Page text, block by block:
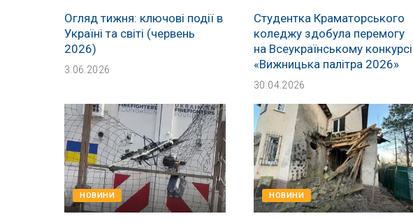
Огляд тижня: ключові події в
Україні та світі (червень
2026)
3.06.2026
Студентка Краматорського
коледжу здобула перемогу
на Всеукраїнському конкурсі
«Вижницька палітра 2026»
30.04.2026
НОВИНИ НОВИНИ